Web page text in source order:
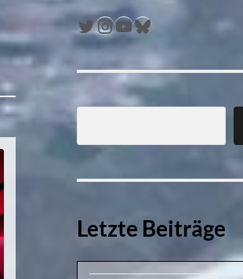
Twitter
Instagram
YouTube
Bluesky
Letzte Beiträge